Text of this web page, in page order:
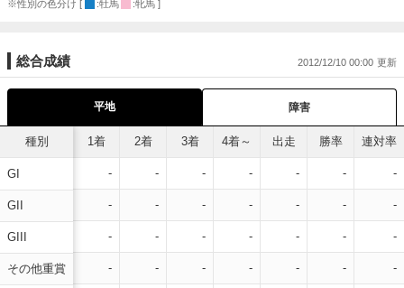
※性別の色分け [ :牡馬 :牝馬 ]
総合成績 2012/12/10 00:00
平地 障害
種別
GI
GII
GIII
その他重賞
1着 2着 3着 4着～ 出走 勝率 連対率
- - - - - - -
- - - - - - -
- - - - - - -
- - - - - - -